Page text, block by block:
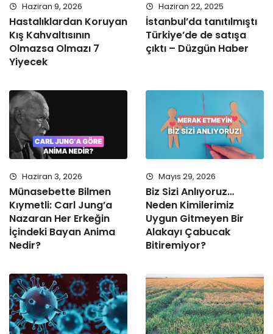
Haziran 9, 2026
Hastalıklardan Koruyan
Kış Kahvaltısının
Olmazsa Olmazı 7
Yiyecek
Haziran 22, 2025
İstanbul’da tanıtılmıştı
Türkiye’de de satışa
çıktı – Düzgün Haber
Haziran 3, 2026
Münasebette Bilmen
Kıymetli: Carl Jung’a
Nazaran Her Erkeğin
İçindeki Bayan Anima
Nedir?
Mayıs 29, 2026
Biz Sizi Anlıyoruz…
Neden Kimilerimiz
Uygun Gitmeyen Bir
Alakayı Çabucak
Bitiremiyor?